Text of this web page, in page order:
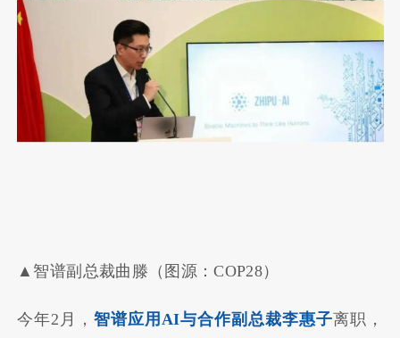
▲智谱副总裁曲滕（图源：COP28）
今年2月， 智谱应用AI与合作副总裁李惠子离职，